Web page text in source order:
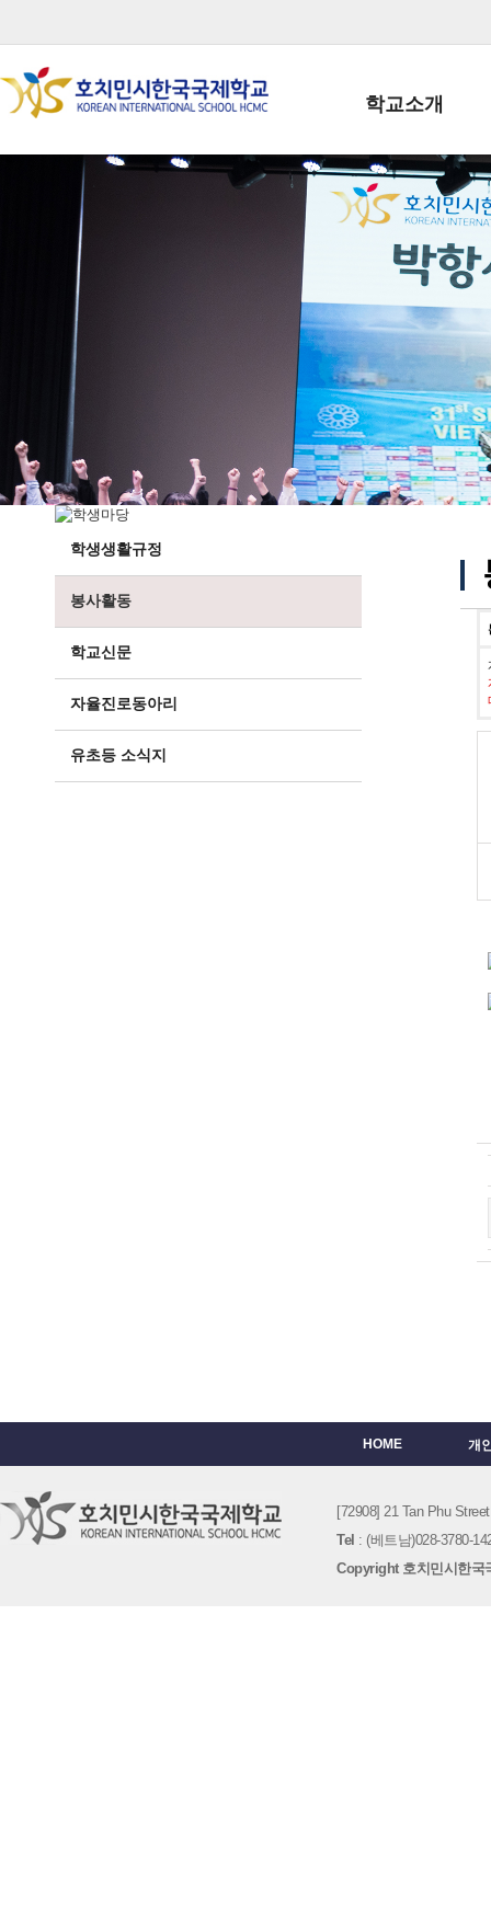
학교소개
학교장인사말
학생회장인사말
학교상징
학교 CI
교직원현황
학생현황
위치/전화
전경사진
학생생활규정
봉사활동
학교신문
자율진로동아리
유초등 소식지
HOME 개
[72908] 21 Tan Phu
Tel : (베트남)028-3780-
Copyright 호치민시한국